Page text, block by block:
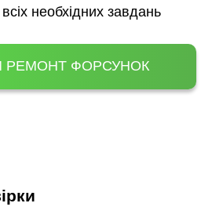
необхідних завдань
РЕМОНТ ФОРСУНОК